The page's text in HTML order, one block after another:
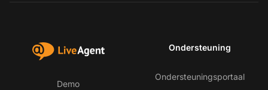
Demo
Ondersteuning
Ondersteuningsportaal